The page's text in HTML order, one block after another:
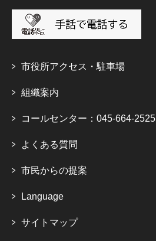
市役所アクセス・駐車場
組織案内
コールセンター：045-664-2525
よくある質問
市民からの提案
Language
サイトマップ